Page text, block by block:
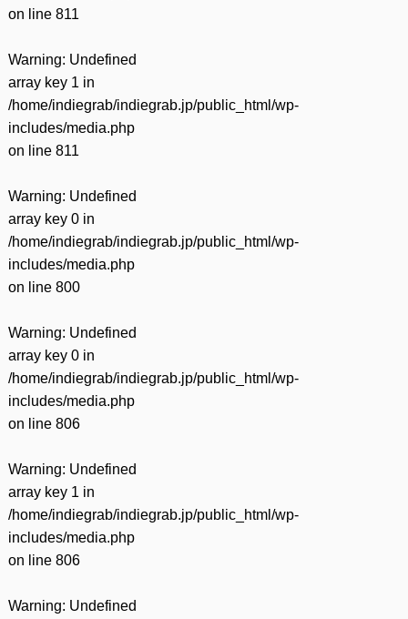
on line 811
Warning: Undefined
array key 1 in
/home/indiegrab/indiegrab.jp/public_html/wp-
includes/media.php
on line 811
Warning: Undefined
array key 0 in
/home/indiegrab/indiegrab.jp/public_html/wp-
includes/media.php
on line 800
Warning: Undefined
array key 0 in
/home/indiegrab/indiegrab.jp/public_html/wp-
includes/media.php
on line 806
Warning: Undefined
array key 1 in
/home/indiegrab/indiegrab.jp/public_html/wp-
includes/media.php
on line 806
Warning: Undefined